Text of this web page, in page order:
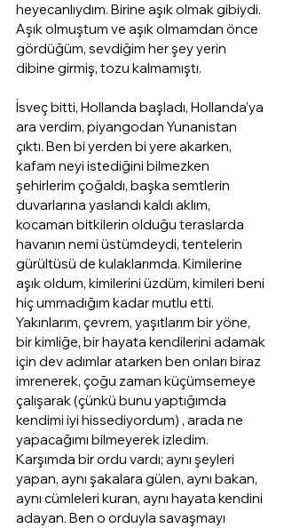
heyecanlıydım. Birine aşık olmak gibiydi.
Aşık olmuştum ve aşık olmamdan önce
gördüğüm, sevdiğim her şey yerin
dibine girmiş, tozu kalmamıştı.
İsveç bitti, Hollanda başladı, Hollanda’ya
ara verdim, piyangodan Yunanistan
çıktı. Ben bi yerden bi yere akarken,
kafam neyi istediğini bilmezken
şehirlerim çoğaldı, başka semtlerin
duvarlarına yaslandı kaldı aklım,
kocaman bitkilerin olduğu teraslarda
havanın nemi üstümdeydi, tentelerin
gürültüsü de kulaklarımda. Kimilerine
aşık oldum, kimilerini üzdüm, kimileri beni
hiç ummadığım kadar mutlu etti.
Yakınlarım, çevrem, yaşıtlarım bir yöne,
bir kimliğe, bir hayata kendilerini adamak
için dev adımlar atarken ben onları biraz
imrenerek, çoğu zaman küçümsemeye
çalışarak (çünkü bunu yaptığımda
kendimi iyi hissediyordum) , arada ne
yapacağımı bilmeyerek izledim.
Karşımda bir ordu vardı; aynı şeyleri
yapan, aynı şakalara gülen, aynı bakan,
aynı cümleleri kuran, aynı hayata kendini
adayan. Ben o orduyla savaşmayı